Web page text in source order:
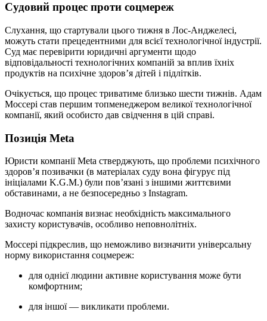
Судовий процес проти соцмереж
Слухання, що стартували цього тижня в Лос-Анджелесі,
можуть стати прецедентними для всієї технологічної індустрії.
Суд має перевірити юридичні аргументи щодо
відповідальності технологічних компаній за вплив їхніх
продуктів на психічне здоров’я дітей і підлітків.
Очікується, що процес триватиме близько шести тижнів. Адам
Моссері став першим топменеджером великої технологічної
компанії, який особисто дав свідчення в цій справі.
Позиція Meta
Юристи компанії Meta стверджують, що проблеми психічного
здоров’я позивачки (в матеріалах суду вона фігурує під
ініціалами K.G.M.) були пов’язані з іншими життєвими
обставинами, а не безпосередньо з Instagram.
Водночас компанія визнає необхідність максимального
захисту користувачів, особливо неповнолітніх.
Моссері підкреслив, що неможливо визначити універсальну
норму використання соцмереж:
для однієї людини активне користування може бути
комфортним;
для іншої — викликати проблеми.